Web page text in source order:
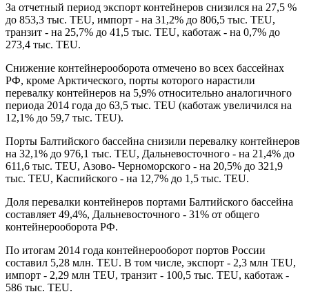
За отчетный период экспорт контейнеров снизился на 27,5 %
до 853,3 тыс. TEU, импорт - на 31,2% до 806,5 тыс. TEU,
транзит - на 25,7% до 41,5 тыс. TEU, каботаж - на 0,7% до
273,4 тыс. TEU.
Снижение контейнерооборота отмечено во всех бассейнах
РФ, кроме Арктического, порты которого нарастили
перевалку контейнеров на 5,9% относительно аналогичного
периода 2014 года до 63,5 тыс. TEU (каботаж увеличился на
12,1% до 59,7 тыс. TEU).
Порты Балтийского бассейна снизили перевалку контейнеров
на 32,1% до 976,1 тыс. TEU, Дальневосточного - на 21,4% до
611,6 тыс. TEU, Азово- Черноморского - на 20,5% до 321,9
тыс. TEU, Каспийского - на 12,7% до 1,5 тыс. TEU.
Доля перевалки контейнеров портами Балтийского бассейна
составляет 49,4%, Дальневосточного - 31% от общего
контейнерооборота РФ.
По итогам 2014 года контейнерооборот портов России
составил 5,28 млн. TEU. В том числе, экспорт - 2,3 млн TEU,
импорт - 2,29 млн TEU, транзит - 100,5 тыс. TEU, каботаж -
586 тыс. TEU.